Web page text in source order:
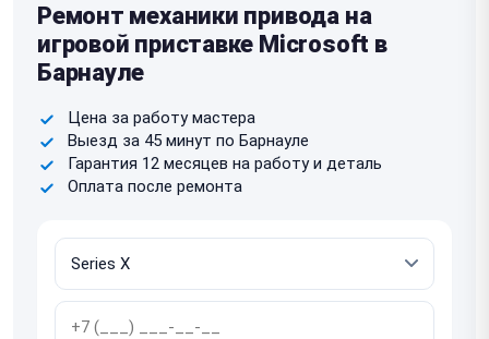
Ремонт механики привода на
игровой приставке Microsoft в
Барнауле
Цена за работу мастера
Выезд за 45 минут по Барнауле
Гарантия 12 месяцев на работу и деталь
Оплата после ремонта